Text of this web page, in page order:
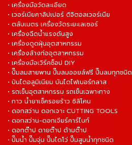
• เครื่องมือวัดละเอียด
• เวอร์เนียคาลิปเปอร์ ดิจิตอลเวอร์เนีย
• ตลับเมตร เครื่องวัดระยะเลเซอร์
• เครื่องฉีดน้ำแรงดันสูง
• เครื่องดูดฝุ่นอุตสาหกรรม
• เครื่องล้างท่ออุตสาหกรรม
• เครื่องมือเวิร์คช็อป DIY
• ปั๊มลมสายพาน ปั๊มลมออยล์ฟรี ปั๊มลมทุกชนิด
• ปันไดอลูมิเนียม บันไดไฟเบอร์กลาส
• รถเข็นอุตสาหกรรม รถเข็นเฉพาะทาง
• กาว น้ำยาเช็ครอยร้าว ซิลิโคน
• ดอกสว่าน ดอกเจาะ CUTTING TOOLS
• ดอกสว่าน-ดอกเจียร์คาร์ไบท์
• ดอกต๊าป ดายต๊าป ด้ามต๊าป
• ปั๊มน้ำ ปั๊มจุ่ม ปั๊มไดโว่ ปั๊มสูบน้ำทุกชนิด